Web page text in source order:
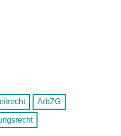
ArbZG